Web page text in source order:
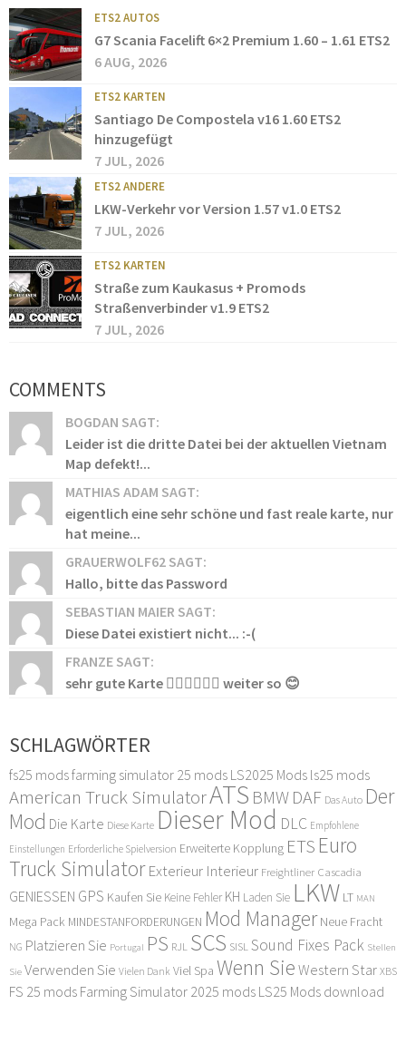
ETS2 AUTOS
G7 Scania Facelift 6×2 Premium 1.60 – 1.61 ETS2
6 AUG, 2026
ETS2 KARTEN
Santiago De Compostela v16 1.60 ETS2
hinzugefügt
7 JUL, 2026
ETS2 ANDERE
LKW-Verkehr vor Version 1.57 v1.0 ETS2
7 JUL, 2026
ETS2 KARTEN
Straße zum Kaukasus + Promods
Straßenverbinder v1.9 ETS2
7 JUL, 2026
COMMENTS
BOGDAN SAGT:
Leider ist die dritte Datei bei der aktuellen Vietnam
Map defekt!...
MATHIAS ADAM SAGT:
eigentlich eine sehr schöne und fast reale karte, nur
hat meine...
GRAUERWOLF62 SAGT:
Hallo, bitte das Password
SEBASTIAN MAIER SAGT:
Diese Datei existiert nicht... :-(
FRANZE SAGT:
sehr gute Karte 👍🏻👍🏻👍🏻 weiter so 😊
SCHLAGWÖRTER
fs25 modsfarming simulator 25 mods LS2025 Mods ls25 mods
American Truck SimulatorATS BMW DAF Das Auto Der
Mod Die Karte Diese Karte Dieser Mod DLC Empfohlene
Einstellungen Erforderliche Spielversion Erweiterte Kopplung ETS Euro
Truck Simulator Exterieur Interieur Freightliner Cascadia
GENIESSEN GPS Kaufen Sie Keine Fehler KH Laden Sie LKW LT MAN
Mega Pack MINDESTANFORDERUNGEN Mod Manager Neue Fracht
NG Platzieren Sie Portugal PS RJL SCS SISLSound Fixes Pack Stellen
Sie Verwenden Sie Vielen Dank Viel Spa Wenn Sie Western Star XBS
FS 25 mods Farming Simulator 2025 mods LS25 Mods download